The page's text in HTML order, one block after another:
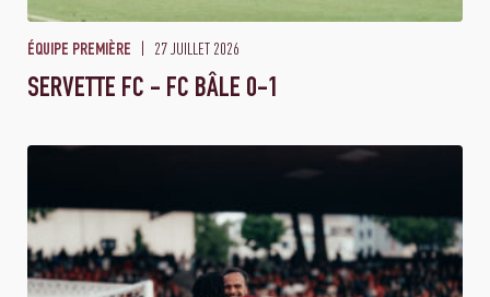
ÉQUIPE PREMIÈRE 27 JUILLET 2026
SERVETTE FC - FC BÂLE 0-1